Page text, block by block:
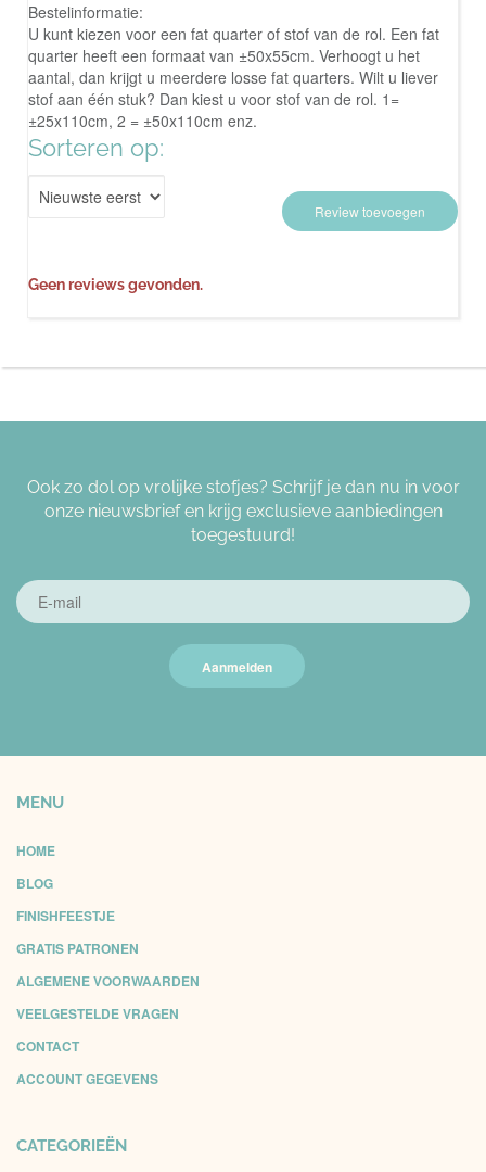
Bestelinformatie:
U kunt kiezen voor een fat quarter of stof van de rol. Een fat
quarter heeft een formaat van ±50x55cm. Verhoogt u het
aantal, dan krijgt u meerdere losse fat quarters. Wilt u liever
stof aan één stuk? Dan kiest u voor stof van de rol. 1=
±25x110cm, 2 = ±50x110cm enz.
Sorteren op:
Review toevoegen
Geen reviews gevonden.
Ook zo dol op vrolijke stofjes? Schrijf je dan nu in voor
onze nieuwsbrief en krijg exclusieve aanbiedingen
toegestuurd!
Aanmelden
MENU
HOME
BLOG
FINISHFEESTJE
GRATIS PATRONEN
ALGEMENE VOORWAARDEN
VEELGESTELDE VRAGEN
CONTACT
ACCOUNT GEGEVENS
CATEGORIEËN